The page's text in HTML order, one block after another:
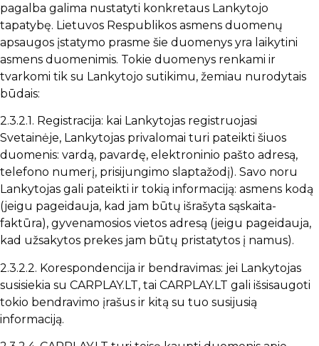
pagalba galima nustatyti konkretaus Lankytojo
tapatybę. Lietuvos Respublikos asmens duomenų
apsaugos įstatymo prasme šie duomenys yra laikytini
asmens duomenimis. Tokie duomenys renkami ir
tvarkomi tik su Lankytojo sutikimu, žemiau nurodytais
būdais:
2.3.2.1. Registracija: kai Lankytojas registruojasi
Svetainėje, Lankytojas privalomai turi pateikti šiuos
duomenis: vardą, pavardę, elektroninio pašto adresą,
telefono numerį, prisijungimo slaptažodį). Savo noru
Lankytojas gali pateikti ir tokią informaciją: asmens kodą
(jeigu pageidauja, kad jam būtų išrašyta sąskaita-
faktūra), gyvenamosios vietos adresą (jeigu pageidauja,
kad užsakytos prekes jam būtų pristatytos į namus).
2.3.2.2. Korespondencija ir bendravimas: jei Lankytojas
susisiekia su CARPLAY.LT, tai CARPLAY.LT gali išsisaugoti
tokio bendravimo įrašus ir kitą su tuo susijusią
informaciją.